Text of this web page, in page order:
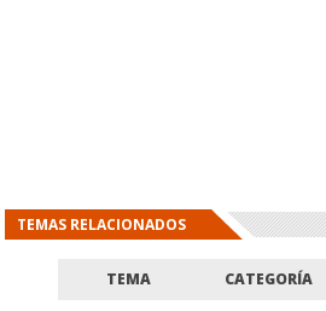
TEMAS RELACIONADOS
TEMA CATEGORÍA